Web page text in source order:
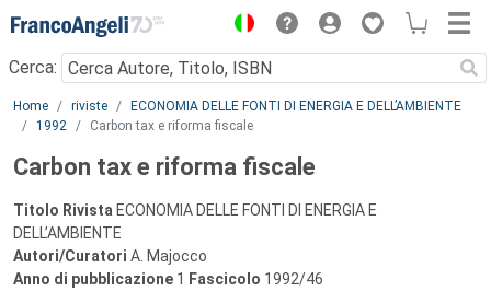
Menu
Cerca:
Main content
Home riviste
ECONOMIA DELLE FONTI DI ENERGIA E DELL’AMBIENTE
1992
Carbon tax e riforma fiscale
Carbon tax e riforma fiscale
Titolo Rivista ECONOMIA DELLE FONTI DI ENERGIA E
DELL’AMBIENTE
Autori/Curatori A. Majocco
Anno di pubblicazione 1 Fascicolo 1992/46